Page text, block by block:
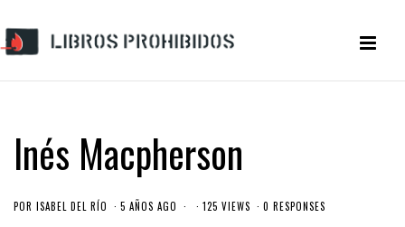
Inés Macpherson
POR ISABEL DEL RÍO 5 AÑOS AGO 125 VIEWS 0 RESPONSES